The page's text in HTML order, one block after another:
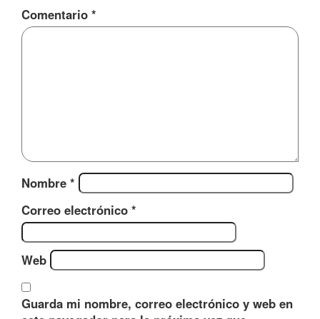
Comentario *
Nombre *
Correo electrónico *
Web
Guarda mi nombre, correo electrónico y web en